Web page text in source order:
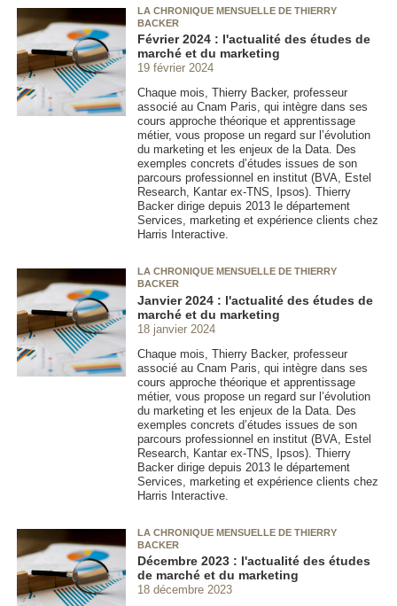
LA CHRONIQUE MENSUELLE DE THIERRY
BACKER
Février 2024 : l'actualité des études de
marché et du marketing
19 février 2024
Chaque mois, Thierry Backer, professeur
associé au Cnam Paris, qui intègre dans ses
cours approche théorique et apprentissage
métier, vous propose un regard sur l’évolution
du marketing et les enjeux de la Data. Des
exemples concrets d’études issues de son
parcours professionnel en institut (BVA, Estel
Research, Kantar ex-TNS, Ipsos). Thierry
Backer dirige depuis 2013 le département
Services, marketing et expérience clients chez
Harris Interactive.
LA CHRONIQUE MENSUELLE DE THIERRY
BACKER
Janvier 2024 : l'actualité des études de
marché et du marketing
18 janvier 2024
Chaque mois, Thierry Backer, professeur
associé au Cnam Paris, qui intègre dans ses
cours approche théorique et apprentissage
métier, vous propose un regard sur l’évolution
du marketing et les enjeux de la Data. Des
exemples concrets d’études issues de son
parcours professionnel en institut (BVA, Estel
Research, Kantar ex-TNS, Ipsos). Thierry
Backer dirige depuis 2013 le département
Services, marketing et expérience clients chez
Harris Interactive.
LA CHRONIQUE MENSUELLE DE THIERRY
BACKER
Décembre 2023 : l'actualité des études
de marché et du marketing
18 décembre 2023